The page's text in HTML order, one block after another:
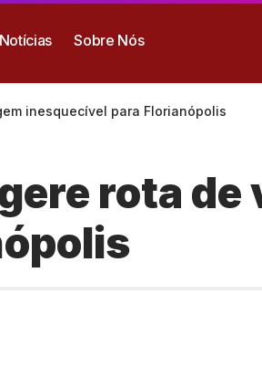
Notícias Sobre Nós
inesquecível para Florianópolis
rota de